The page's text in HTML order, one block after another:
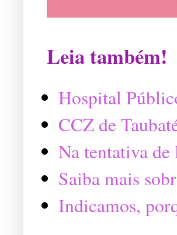
Leia também!
Hospital
CCZ de
Na tentativa
Saiba mais
Indicamos,